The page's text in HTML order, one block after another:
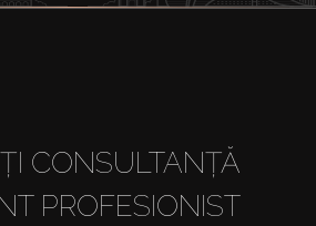
CONSULTANȚĂ
PROFESIONIST